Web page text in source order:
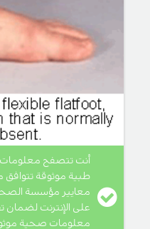
أنت تتصفح معلومات
طبية موثوقة تتوافق
معايير مؤسسة
على الإنترنت لضمان
معلومات صحية